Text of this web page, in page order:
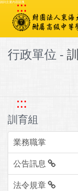
跳到主要內容區塊
:::
行政單位 -
:::
訓育組
業務職掌
公告訊息
法令規章